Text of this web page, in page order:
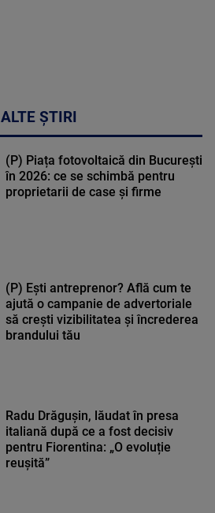
ALTE ȘTIRI
(P) Piața fotovoltaică din București
în 2026: ce se schimbă pentru
proprietarii de case și firme
(P) Ești antreprenor? Află cum te
ajută o campanie de advertoriale
să crești vizibilitatea și încrederea
brandului tău
Radu Drăgușin, lăudat în presa
italiană după ce a fost decisiv
pentru Fiorentina: „O evoluție
reușită”